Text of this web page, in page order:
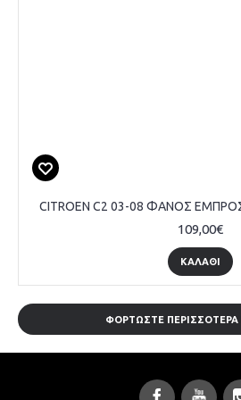
CITROEN C2 03-08 ΦΑΝΟΣ
109,00€
ΚΑΛΆΘΙ
ΦΟΡΤΏΣΤΕ ΠΕΡΙΣΣΌΤΕΡΑ